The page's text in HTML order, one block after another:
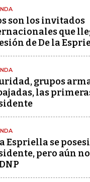
son los invitados
que
de De la
grupos
las
Espriella se
pero aún